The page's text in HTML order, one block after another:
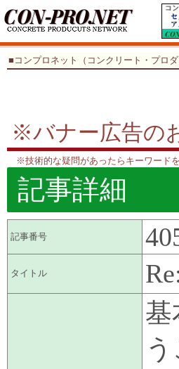
■コンプロネット（コンクリート・プロ
※バナー広告の
※技術的な疑問があったらキーワード
記事詳細
記事番号
タイトル
基